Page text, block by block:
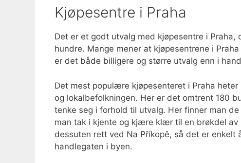
Kjøpesentre i Praha
Det er et godt utvalg med kjøpesentre i
hundre. Mange mener at kjøpesentrene i
er det både billigere og større utvalg enn i
Det mest populære kjøpesenteret i Praha
og lokalbefolkningen. Her er det omtrent 180
tenke seg i forhold til utvalg. Her finner man
man tak i kjente og kjære klær til en brøkdel
dessuten rett ved Na Příkopě, så det er
handlegaten i byen.